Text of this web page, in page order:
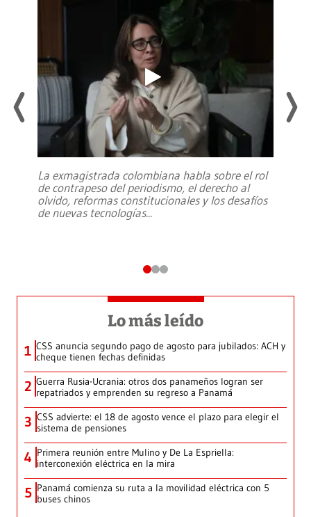
La exmagistrada colombiana habla sobre el rol
de contrapeso del periodismo, el derecho al
olvido, reformas constitucionales y los desafíos
de nuevas tecnologías...
Lo más leído
1 CSS anuncia segundo pago de agosto para jubilados: ACH y
cheque tienen fechas definidas
2 Guerra Rusia-Ucrania: otros dos panameños logran ser
repatriados y emprenden su regreso a Panamá
3 CSS advierte: el 18 de agosto vence el plazo para elegir el
sistema de pensiones
4 Primera reunión entre Mulino y De La Espriella:
interconexión eléctrica en la mira
5 Panamá comienza su ruta a la movilidad eléctrica con 5
buses chinos